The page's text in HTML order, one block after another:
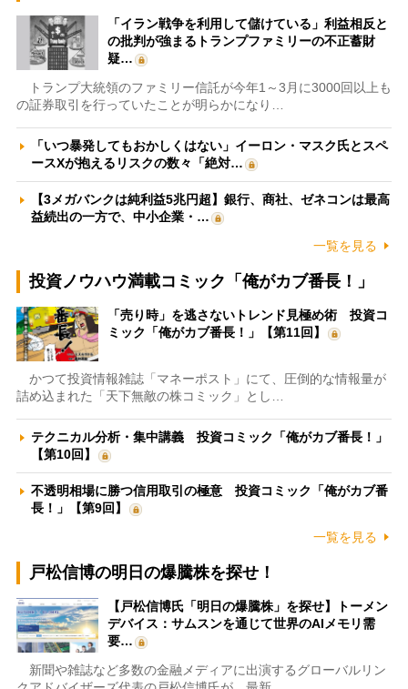
「イラン戦争を利用して儲けている」利益相反と
の批判が強まるトランプファミリーの不正蓄財
疑…
トランプ大統領のファミリー信託が今年1～3月に3000回以上も
の証券取引を行っていたことが明らかになり…
「いつ暴発してもおかしくはない」イーロン・マスク氏とスペ
ースXが抱えるリスクの数々「絶対…
【3メガバンクは純利益5兆円超】銀行、商社、ゼネコンは最高
益続出の一方で、中小企業・…
一覧を見る
投資ノウハウ満載コミック「俺がカブ番長！」
「売り時」を逃さないトレンド見極め術 投資コ
ミック「俺がカブ番長！」【第11回】
かつて投資情報雑誌「マネーポスト」にて、圧倒的な情報量が
詰め込まれた「天下無敵の株コミック」とし…
テクニカル分析・集中講義 投資コミック「俺がカブ番長！」
【第10回】
不透明相場に勝つ信用取引の極意 投資コミック「俺がカブ番
長！」【第9回】
一覧を見る
戸松信博の明日の爆騰株を探せ！
【戸松信博氏「明日の爆騰株」を探せ】トーメン
デバイス：サムスンを通じて世界のAIメモリ需
要…
新聞や雑誌など多数の金融メディアに出演するグローバルリン